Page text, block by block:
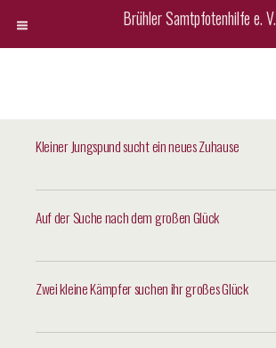
Brühler Samtpfotenhilfe e. V.
Kleiner Jungspund sucht ein neues Zuhause
Auf der Suche nach dem großen Glück
Zwei kleine Kämpfer suchen ihr großes Glück